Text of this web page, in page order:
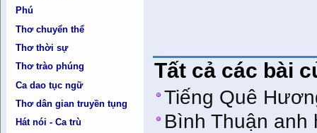
Phú
Thơ chuyển thể
Thơ thời sự
Thơ trào phúng
Ca dao tục ngữ
Thơ dân gian truyền tụng
Hát nói - Ca trù
Tất cả các bài
Tiếng Quê
Bình Thuận anh